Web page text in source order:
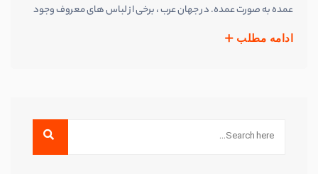
عمده به صورت عمده. در جهان عرب ، برخی از لباس های معروف وجود
ادامه مطلب